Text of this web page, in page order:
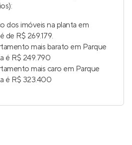
dos imóveis na planta em
de R$ 269.179.
mais barato em Parque
é R$ 249.790
mais caro em Parque
é R$ 323.400